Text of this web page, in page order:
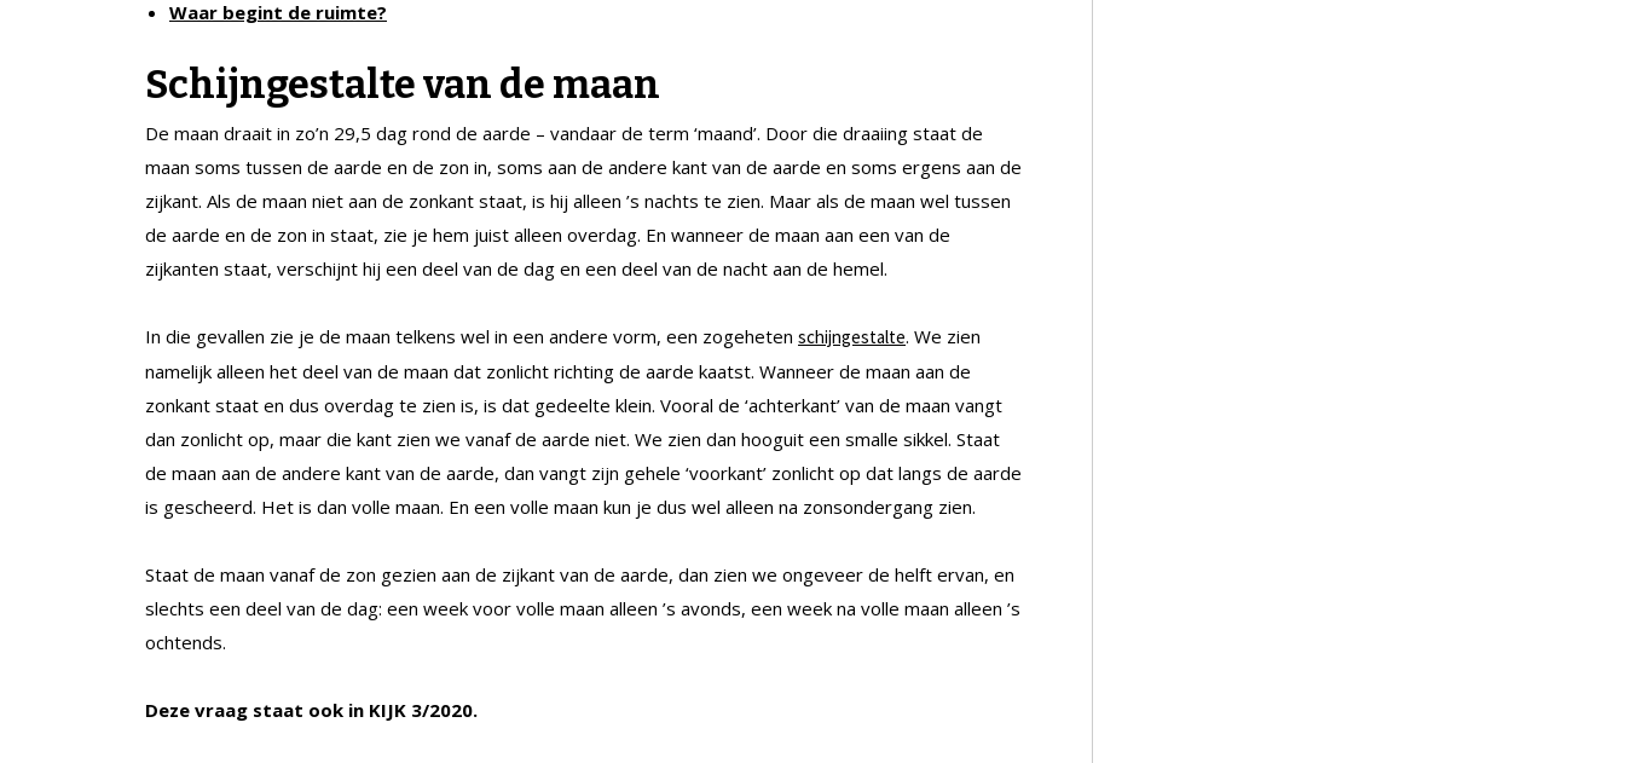
Waar begint de ruimte?
Schijngestalte van de maan
De maan draait in zo’n 29,5 dag rond de aarde – vandaar de term ‘maand’. Door die draaiing staat de
maan soms tussen de aarde en de zon in, soms aan de andere kant van de aarde en soms ergens aan de
zijkant. Als de maan niet aan de zonkant staat, is hij alleen ’s nachts te zien. Maar als de maan wel tussen
de aarde en de zon in staat, zie je hem juist alleen overdag. En wanneer de maan aan een van de
zijkanten staat, verschijnt hij een deel van de dag en een deel van de nacht aan de hemel.
In die gevallen zie je de maan telkens wel in een andere vorm, een zogeheten schijngestalte. We zien
namelijk alleen het deel van de maan dat zonlicht richting de aarde kaatst. Wanneer de maan aan de
zonkant staat en dus overdag te zien is, is dat gedeelte klein. Vooral de ‘achterkant’ van de maan vangt
dan zonlicht op, maar die kant zien we vanaf de aarde niet. We zien dan hooguit een smalle sikkel. Staat
de maan aan de andere kant van de aarde, dan vangt zijn gehele ‘voorkant’ zonlicht op dat langs de aarde
is gescheerd. Het is dan volle maan. En een volle maan kun je dus wel alleen na zonsondergang zien.
Staat de maan vanaf de zon gezien aan de zijkant van de aarde, dan zien we ongeveer de helft ervan, en
slechts een deel van de dag: een week voor volle maan alleen ’s avonds, een week na volle maan alleen ’s
ochtends.
Deze vraag staat ook in KIJK 3/2020.